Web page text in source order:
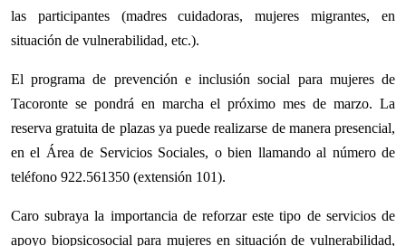
las participantes (madres cuidadoras, mujeres migrantes, en
situación de vulnerabilidad, etc.).
El programa de prevención e inclusión social para mujeres de
Tacoronte se pondrá en marcha el próximo mes de marzo. La
reserva gratuita de plazas ya puede realizarse de manera presencial,
en el Área de Servicios Sociales, o bien llamando al número de
teléfono 922.561350 (extensión 101).
Caro subraya la importancia de reforzar este tipo de servicios de
apoyo biopsicosocial para mujeres en situación de vulnerabilidad,